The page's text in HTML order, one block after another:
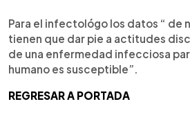
Para el infectológo los datos “ de
tienen que dar pie a actitudes
de una enfermedad infecciosa
humano es susceptible”.
REGRESAR A PORTADA